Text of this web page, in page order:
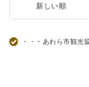
新しい順
・・・あわら市観光